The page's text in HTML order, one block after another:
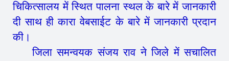
चिकित्सालय में स्थित पालना स्थल के बारे में जानकारी
दी साथ ही कारा वेबसाईट के बारे में जानकारी प्रदान
की।
जिला समन्वयक संजय राव ने जिले में सचालित